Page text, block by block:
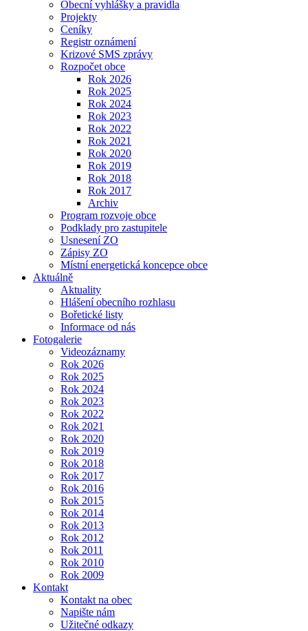
Obecní vyhlášky a pravidla
Projekty
Ceníky
Registr oznámení
Krizové SMS zprávy
Rozpočet obce
Rok 2026
Rok 2025
Rok 2024
Rok 2023
Rok 2022
Rok 2021
Rok 2020
Rok 2019
Rok 2018
Rok 2017
Archiv
Program rozvoje obce
Podklady pro zastupitele
Usnesení ZO
Zápisy ZO
Místní energetická koncepce obce
Aktuálně
Aktuality
Hlášení obecního rozhlasu
Bořetické listy
Informace od nás
Fotogalerie
Videozáznamy
Rok 2026
Rok 2025
Rok 2024
Rok 2023
Rok 2022
Rok 2021
Rok 2020
Rok 2019
Rok 2018
Rok 2017
Rok 2016
Rok 2015
Rok 2014
Rok 2013
Rok 2012
Rok 2011
Rok 2010
Rok 2009
Kontakt
Kontakt na obec
Napište nám
Užitečné odkazy